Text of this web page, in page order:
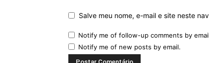
Salve meu nome, e-mail e site neste
Notify me of follow-up comments by
Notify me of new posts by email.